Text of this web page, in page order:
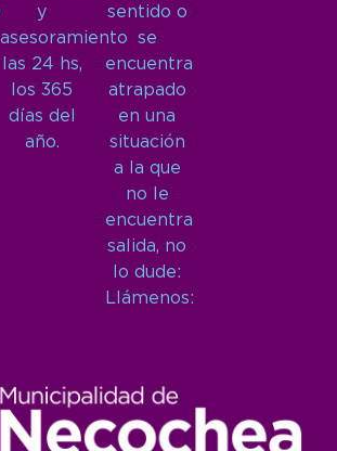
y
asesoramiento
las 24 hs,
los 365
días del
año.
sentido o
se
encuentra
atrapado
en una
situación
a la que
no le
encuentra
salida, no
lo dude:
Llámenos: